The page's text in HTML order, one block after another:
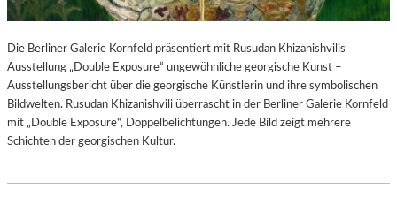
Die Berliner Galerie Kornfeld präsentiert mit Rusudan Khizanishvilis
Ausstellung „Double Exposure“ ungewöhnliche georgische Kunst –
Ausstellungsbericht über die georgische Künstlerin und ihre symbolischen
Bildwelten. Rusudan Khizanishvili überrascht in der Berliner Galerie Kornfeld
mit „Double Exposure“, Doppelbelichtungen. Jede Bild zeigt mehrere
Schichten der georgischen Kultur.